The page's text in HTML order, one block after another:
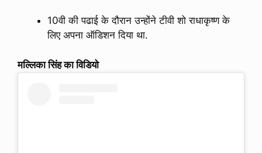
10वी की पढाई के दौरान उन्होंने टीवी शो राधाकृष्ण के
लिए अपना ऑडिशन दिया था.
मल्लिका सिंह का विडियो